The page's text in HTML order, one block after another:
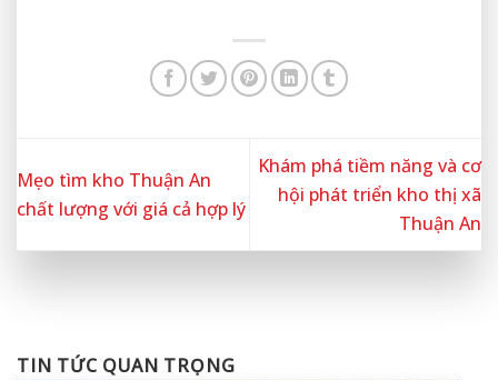
Mẹo tìm kho Thuận An
chất lượng với giá cả hợp lý
Khám phá tiềm năng và cơ
hội phát triển kho thị xã
Thuận An
TIN TỨC QUAN TRỌNG